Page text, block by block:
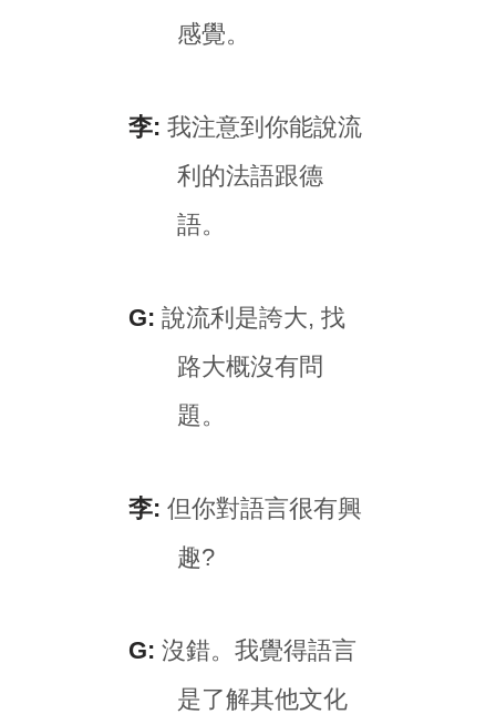
感覺。
李: 我注意到你能說流
利的法語跟德
語。
G: 說流利是誇大, 找
路大概沒有問
題。
李: 但你對語言很有興
趣?
G: 沒錯。我覺得語言
是了解其他文化